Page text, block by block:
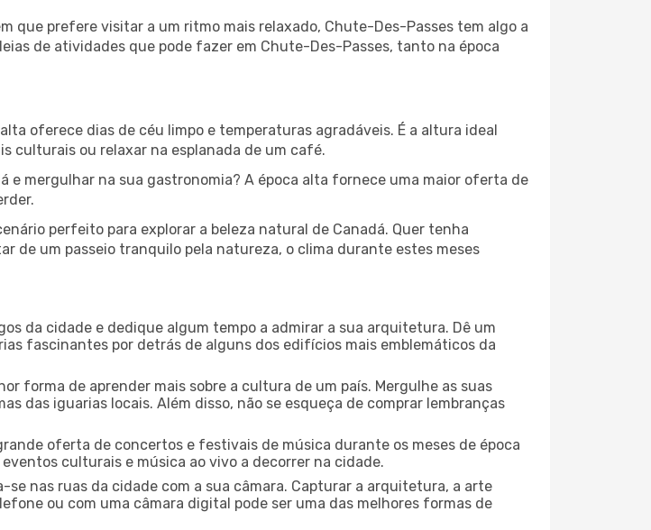
que prefere visitar a um ritmo mais relaxado, Chute-Des-Passes tem algo a
de atividades que pode fazer em Chute-Des-Passes, tanto na época
oferece dias de céu limpo e temperaturas agradáveis. É a altura ideal
culturais ou relaxar na esplanada de um café.
e mergulhar na sua gastronomia? A época alta fornece uma maior oferta de
perfeito para explorar a beleza natural de Canadá. Quer tenha
de um passeio tranquilo pela natureza, o clima durante estes meses
da cidade e dedique algum tempo a admirar a sua arquitetura. Dê um
fascinantes por detrás de alguns dos edifícios mais emblemáticos da
forma de aprender mais sobre a cultura de um país. Mergulhe as suas
das iguarias locais. Além disso, não se esqueça de comprar lembranças
oferta de concertos e festivais de música durante os meses de época
culturais e música ao vivo a decorrer na cidade.
se nas ruas da cidade com a sua câmara. Capturar a arquitetura, a arte
ou com uma câmara digital pode ser uma das melhores formas de